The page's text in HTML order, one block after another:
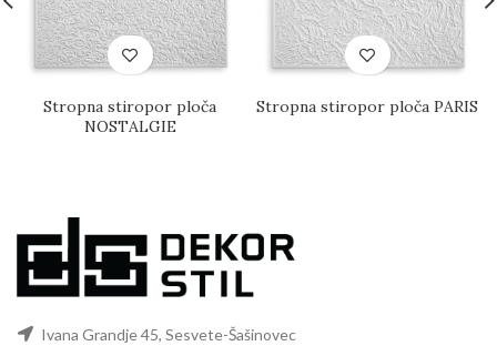
Stropna stiropor ploča
NOSTALGIE
Stropna stiropor ploča PARIS
Ivana Grandje 45, Sesvete-Šašinovec